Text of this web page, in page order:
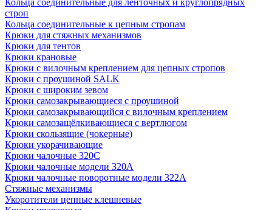
Кольца соединительные для ленточных и круглопрядных
строп
Кольца соединительные к цепным стропам
Крюки для стяжных механизмов
Крюки для тентов
Крюки крановые
Крюки с вилочным креплением для цепных стропов
Крюки с проушиной SALK
Крюки с широким зевом
Крюки самозакрывающиеся с проушиной
Крюки самозакрывающийся с вилочным креплением
Крюки самозащёлкивающиеся с вертлюгом
Крюки скользящие (чокерные)
Крюки укорачивающие
Крюки чалочные 320C
Крюки чалочные модели 320А
Крюки чалочные поворотные модели 322А
Стяжные механизмы
Укоротители цепные клешневые